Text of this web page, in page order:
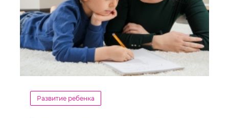
Развитие ребенка